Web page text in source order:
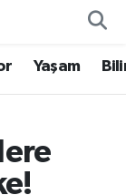
Yaşam